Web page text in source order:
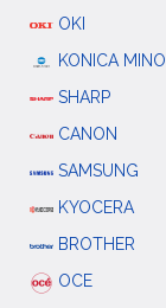
OKI
KONICA
SHARP
CANON
SAMSUNG
KYOCERA
BROTHER
OCE